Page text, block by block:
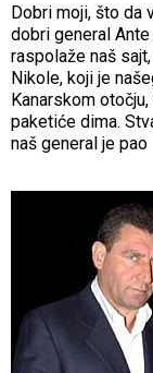
Dobri moji, što da
dobri general
raspolaže naš
Nikole, koji je
Kanarskom
paketiće dima.
naš general je pao